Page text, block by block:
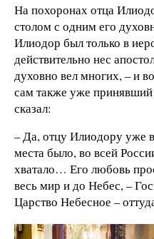
На похоронах отца
столом с одним его
Илиодор был только в
действительно нес
духовно вел многих, – и
сам также уже
сказал:
– Да, отцу Илиодору уже
места было, во всей
хватало… Его любовь
весь мир и до Небес, –
Царство Небесное –